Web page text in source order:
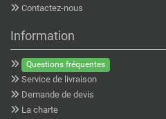
Contactez-nous
Information
Questions fréquentes
Service de livraison
Demande de devis
La charte